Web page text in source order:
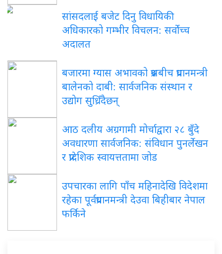
सांसदलाई बजेट दिनु विधायिकी
अधिकारको गम्भीर विचलन: सर्वोच्च
अदालत
बजारमा ग्यास अभावको प्रश्नबीच प्रधानमन्त्री
बालेनको दाबी: सार्वजनिक संस्थान र
उद्योग सुध्रिँदैछन्
आठ दलीय अग्रगामी मोर्चाद्वारा २८ बुँदे
अवधारणा सार्वजनिक: संविधान पुनर्लेखन
र प्रादेशिक स्वायत्ततामा जोड
उपचारका लागि पाँच महिनादेखि विदेशमा
रहेका पूर्वप्रधानमन्त्री देउवा बिहीबार नेपाल
फर्किने